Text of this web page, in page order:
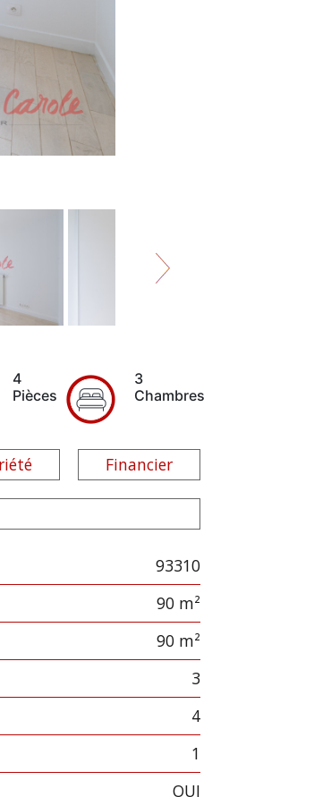
4
Pièces
3
Chambres
Financier
93310
90 m²
90 m²
3
4
1
OUI